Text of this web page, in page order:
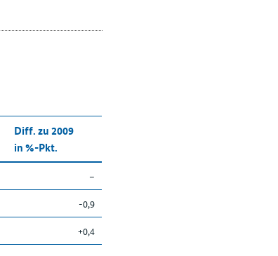
Diff. zu 2009
in %-Pkt.
–
-0,9
+0,4